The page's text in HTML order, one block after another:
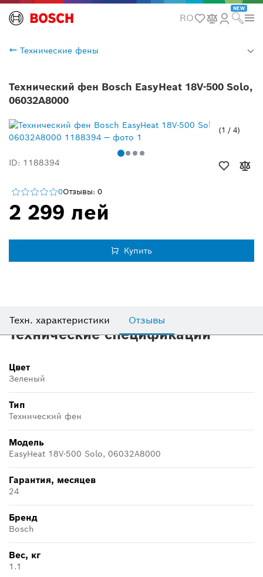
RO
NEW
Технические фены
Технический фен Bosch EasyHeat 18V-500 Solo,
06032A8000
1 / 4
ID: 1188394
0Отзывы: 0
2 299 лей
Купить
Техн. характеристики Отзывы
Технические спецификации
Цвет
Зеленый
Тип
Технический фен
Модель
EasyHeat 18V-500 Solo, 06032A8000
Гарантия, месяцев
24
Бренд
Bosch
Вес, кг
1.1